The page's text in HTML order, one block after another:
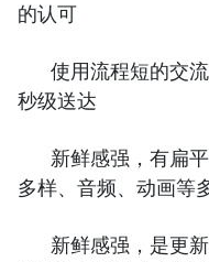
的认可
使用流程短的交
秒级送达
新鲜感强，有扁
多样、音频、动画等
新鲜感强，是更